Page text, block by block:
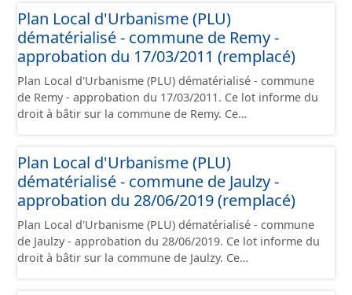
contient les pièces administratives, le rapport de
présentation, le PADD, le règlement (à l'exception des
plans de zonages), les annexes, les orientations
d'aménagement et les données géographiques. Malgré
l'attention portée à la création de ces données, il est
rappelé que seuls les documents papier font foi et sont
opposables d'un point de vue juridique.
Plan Local d'Urbanisme (PLU)
dématérialisé - commune de Remy -
approbation du 17/03/2011 (remplacé)
Plan Local d'Urbanisme (PLU) dématérialisé - commune
de Remy - approbation du 17/03/2011. Ce lot informe du
droit à bâtir sur la commune de Remy. Ce
administratives, le rapport de présentation, le PADD, le
règlement (à l'exception des plans de zonages), les
annexes, les orientations d'aménagement et les données
géographiques. Malgré l'attention portée à la création
de ces données, il est rappelé que seuls les documents
papier font foi et sont opposables d'un point de vue
juridique.
Plan Local d'Urbanisme (PLU)
dématérialisé - commune de Jaulzy -
approbation du 28/06/2019 (remplacé)
Plan Local d'Urbanisme (PLU) dématérialisé - commune
de Jaulzy - approbation du 28/06/2019. Ce lot informe du
droit à bâtir sur la commune de Jaulzy. Ce